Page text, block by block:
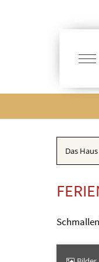
Das